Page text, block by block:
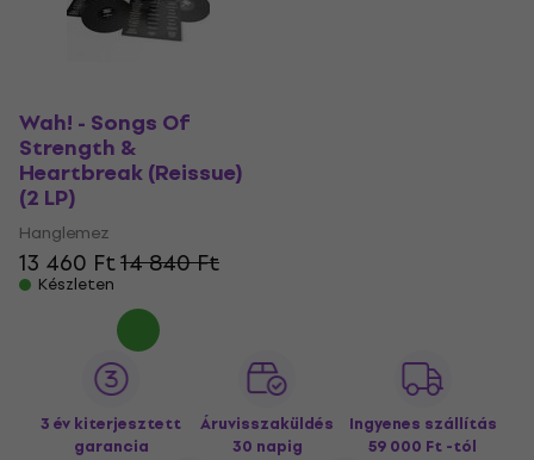
Wah! - Songs Of
Strength &
Heartbreak (Reissue)
(2 LP)
Hanglemez
13 460 Ft14 840 Ft
Készleten
3 év kiterjesztett
garancia
Áruvisszaküldés
30 napig
Ingyenes szállítás
59 000 Ft -tól